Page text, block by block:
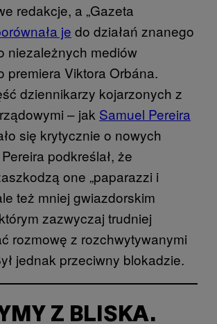
redakcje, a „Gazeta
je do działań znanego
niezależnych mediów
premiera Viktora Orbána.
dziennikarzy kojarzonych z
– jak Samuel Pereira
się krytycznie o nowych
podkreślał, że
one „paparazzi i
też mniej gwiazdorskim
zazwyczaj trudniej
rozmowę z rozchwytywanymi
jednak przeciwny blokadzie.
Z BLISKA.